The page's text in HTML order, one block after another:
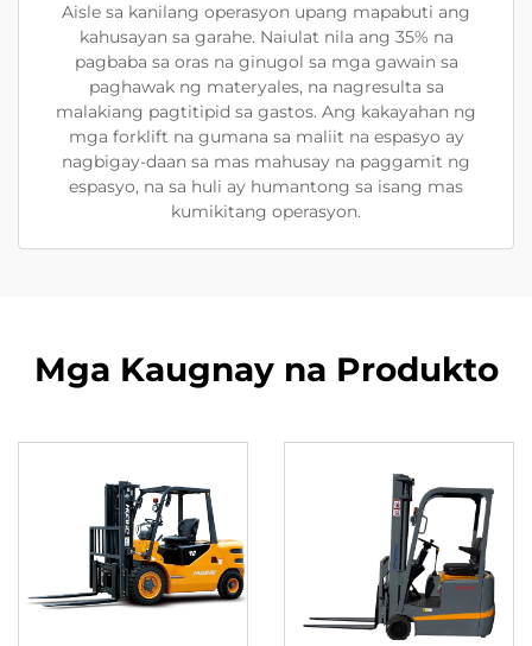
Aisle sa kanilang operasyon upang mapabuti ang
kahusayan sa garahe. Naiulat nila ang 35% na
pagbaba sa oras na ginugol sa mga gawain sa
paghawak ng materyales, na nagresulta sa
malakiang pagtitipid sa gastos. Ang kakayahan ng
mga forklift na gumana sa maliit na espasyo ay
nagbigay-daan sa mas mahusay na paggamit ng
espasyo, na sa huli ay humantong sa isang mas
kumikitang operasyon.
Mga Kaugnay na Produkto